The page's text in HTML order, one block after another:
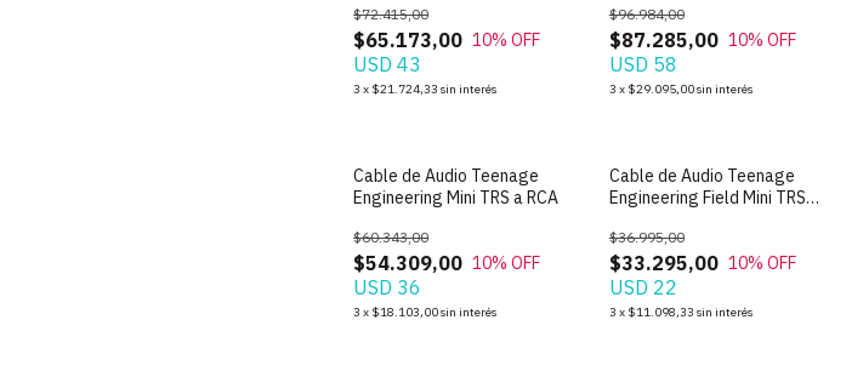
$65.173,00
$72.415,00
10% OFF
USD 43
3 x $21.724,33 sin interés
$87.285,00
$96.984,00
10% OFF
USD 58
3 x $29.095,00sin interés
SIN STOCK
Cable de Audio Teenage
Engineering Mini TRS a RCA
$54.309,00
$60.343,00
10% OFF
USD 36
3 x $18.103,00sin interés
SIN STOCK
Cable de Audio Teenage
Engineering Field Mini TRS
$33.295,00
$36.995,00
10% OFF
USD 22
3 x $11.098,33 sin interés